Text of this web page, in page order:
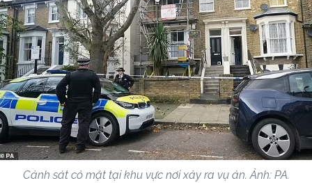
Cảnh sát có mặt tại khu vực nơi xảy ra vụ án. Ảnh: PA.